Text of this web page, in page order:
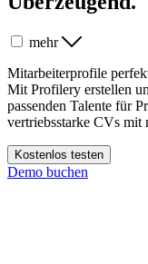
mehr
Mitarbeiterprofile
Mit Profilery erstellen
passenden Talente für
vertriebsstarke CVs mit
Kostenlos testen
Demo buchen